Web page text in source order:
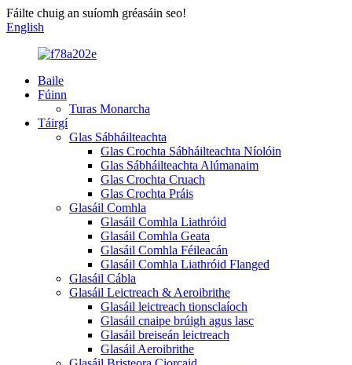
Fáilte chuig an suíomh gréasáin seo!
English
Baile
Fúinn
Turas Monarcha
Táirgí
Glas Sábháilteachta
Glas Crochta Sábháilteachta Níolóin
Glas Sábháilteachta Alúmanaim
Glas Crochta Cruach
Glas Crochta Práis
Glasáil Comhla
Glasáil Comhla Liathróid
Glasáil Comhla Geata
Glasáil Comhla Féileacán
Glasáil Comhla Liathróid Flanged
Glasáil Cábla
Glasáil Leictreach & Aeroibrithe
Glasáil leictreach tionsclaíoch
Glasáil cnaipe brúigh agus lasc
Glasáil breiseán leictreach
Glasáil Aeroibrithe